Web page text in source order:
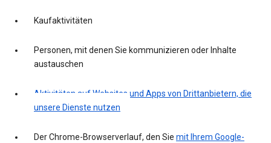
Kaufaktivitäten
Personen, mit denen Sie kommunizieren oder Inhalte
austauschen
Aktivitäten auf Websites und Apps von Drittanbietern, die
unsere Dienste nutzen
Der Chrome-Browserverlauf, den Sie mit Ihrem Google-